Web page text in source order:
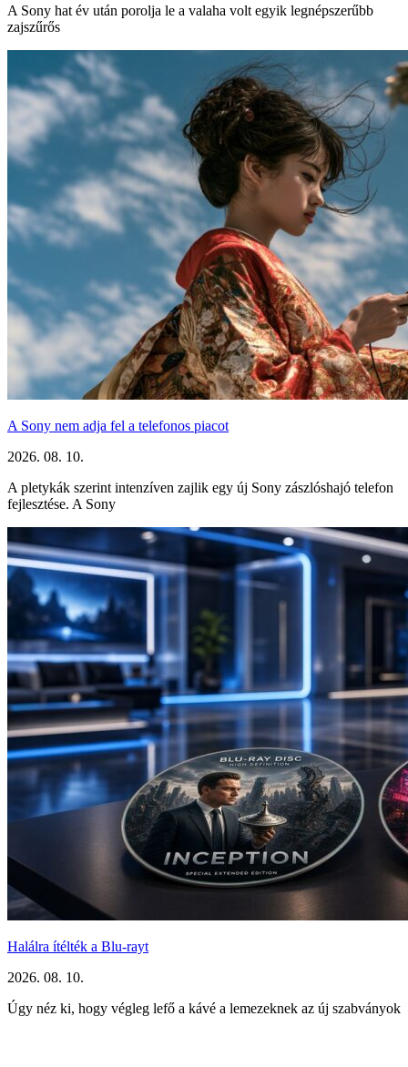
A Sony hat év után porolja le a valaha volt egyik legnépszerűbb
zajszűrős
A Sony nem adja fel a telefonos piacot
2026. 08. 10.
A pletykák szerint intenzíven zajlik egy új Sony zászlóshajó telefon
fejlesztése. A Sony
Halálra ítélték a Blu-rayt
2026. 08. 10.
Úgy néz ki, hogy végleg lefő a kávé a lemezeknek az új szabványok